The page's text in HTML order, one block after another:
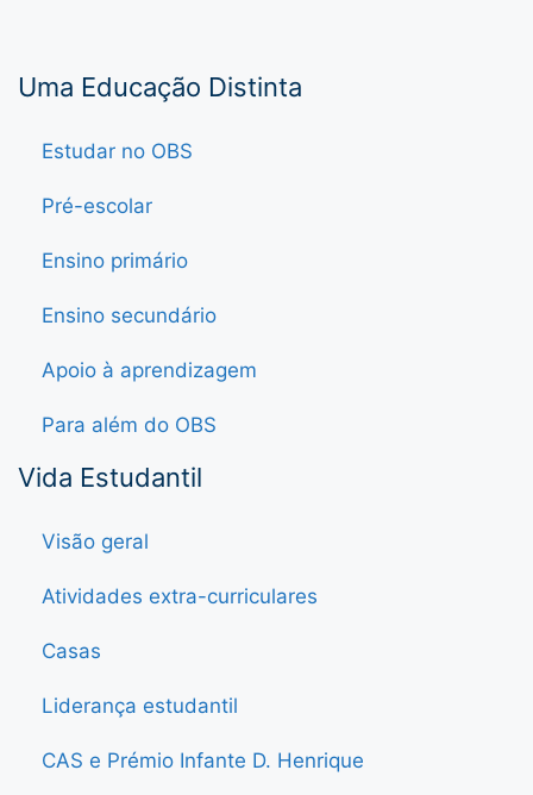
Uma Educação Distinta
Estudar no OBS
Pré-escolar
Ensino primário
Ensino secundário
Apoio à aprendizagem
Para além do OBS
Vida Estudantil
Visão geral
Atividades extra-curriculares
Casas
Liderança estudantil
CAS e Prémio Infante D. Henrique